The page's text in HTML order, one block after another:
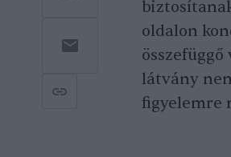
oldalon
látvány
figyelemre